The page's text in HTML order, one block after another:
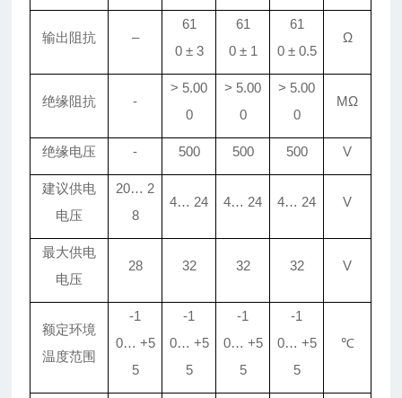
输出阻抗 –
61
0 ±3
61
0 ±1
61
0 ±0.5
Ω
绝缘阻抗 -
> 5.00
0
> 5.00
0
> 5.00
0
MΩ
绝缘电压 - 500 500 500 V
建议供电
电压
20… 2
8
4… 24 4… 24 4… 24 V
最大供电
电压
28 32 32 32 V
额定环境
温度范围
-1
0… +5
5
-1
0… +5
5
-1
0… +5
5
-1
0… +5
5
℃